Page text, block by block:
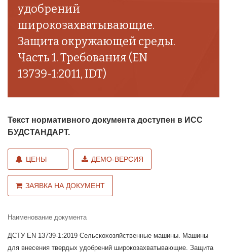
удобрений
широкозахватывающие.
Защита окружающей среды.
Часть 1. Требования (EN
13739-1:2011, IDT)
Текст нормативного документа доступен в ИСС
БУДСТАНДАРТ.
ЦЕНЫ ДЕМО-ВЕРСИЯ
ЗАЯВКА НА ДОКУМЕНТ
Наименование документа
ДСТУ EN 13739-1:2019 Сельскохозяйственные машины. Машины
для внесения твердых удобрений широкозахватывающие. Защита